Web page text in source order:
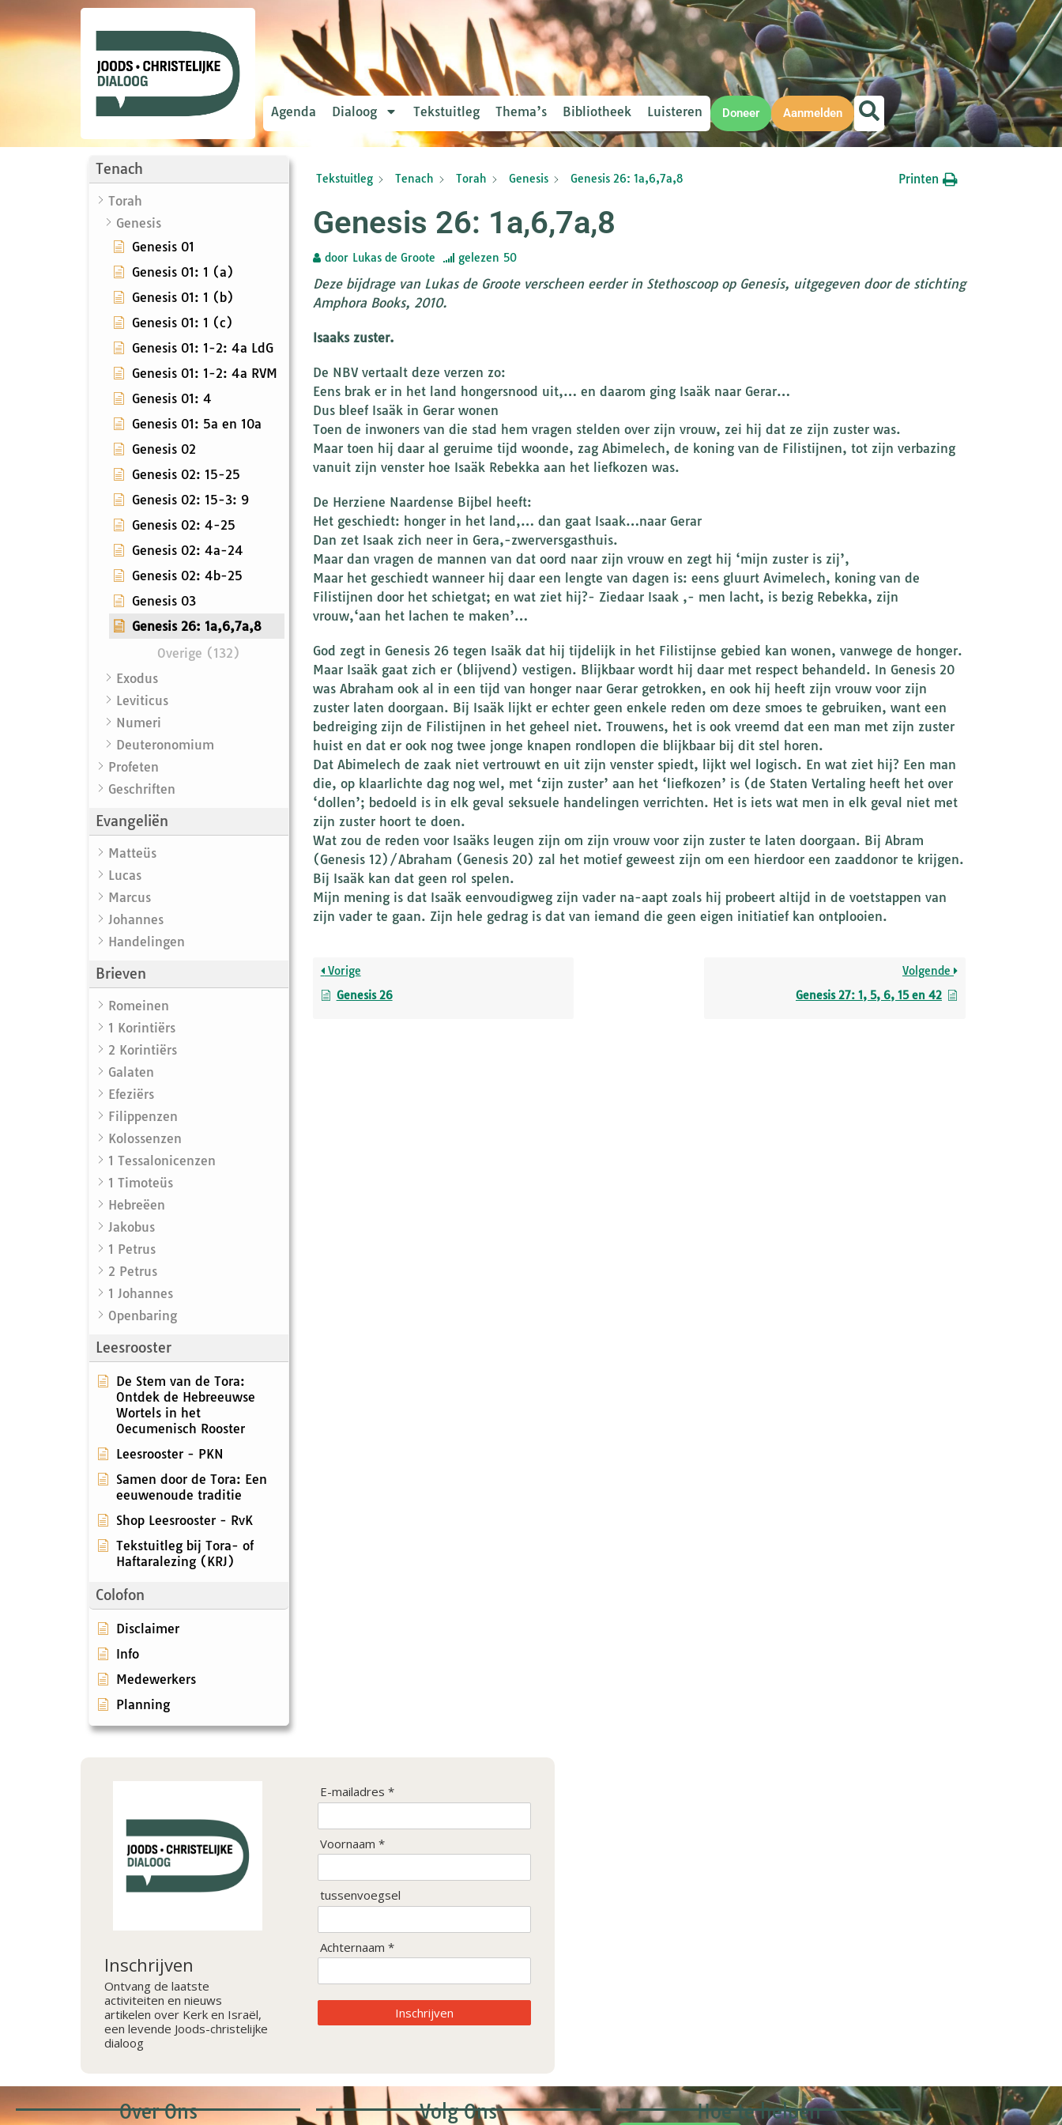
Agenda Dialoog Tekstuitleg Thema’s Bibliotheek Luisteren Doneer Aanmelden
Tenach
Torah
Genesis
Genesis 01
Genesis 01: 1 (a)
Genesis 01: 1 (b)
Genesis 01: 1 (c)
Genesis 01: 1-2: 4a LdG
Genesis 01: 1-2: 4a RVM
Genesis 01: 4
Genesis 01: 5a en 10a
Genesis 02
Genesis 02: 15-25
Genesis 02: 15-3: 9
Genesis 02: 4-25
Genesis 02: 4a-24
Genesis 02: 4b-25
Genesis 03
Genesis 26: 1a,6,7a,8
Overige (132)
Exodus
Leviticus
Numeri
Deuteronomium
Profeten
Geschriften
Evangeliën
Matteüs
Lucas
Marcus
Johannes
Handelingen
Brieven
Romeinen
1 Korintiërs
2 Korintiërs
Galaten
Efeziërs
Filippenzen
Kolossenzen
1 Tessalonicenzen
1 Timoteüs
Hebreëen
Jakobus
1 Petrus
2 Petrus
1 Johannes
Openbaring
Leesrooster
De Stem van de Tora:
Ontdek de Hebreeuwse
Wortels in het
Oecumenisch Rooster
Leesrooster - PKN
Samen door de Tora: Een
eeuwenoude traditie
Shop Leesrooster - RvK
Tekstuitleg bij Tora- of
Haftaralezing (KRJ)
Colofon
Disclaimer
Info
Medewerkers
Planning
Tekstuitleg Tenach Torah Genesis Genesis 26: 1a,6,7a,8 Printen
Genesis 26: 1a,6,7a,8
door Lukas de Groote gelezen 50
Deze bijdrage van Lukas de Groote verscheen eerder in Stethoscoop op Genesis, uitgegeven door de stichting
Amphora Books, 2010.
Isaaks zuster.
De NBV vertaalt deze verzen zo:
Eens brak er in het land hongersnood uit,… en daarom ging Isaäk naar Gerar…
Dus bleef Isaäk in Gerar wonen
Toen de inwoners van die stad hem vragen stelden over zijn vrouw, zei hij dat ze zijn zuster was.
Maar toen hij daar al geruime tijd woonde, zag Abimelech, de koning van de Filistijnen, tot zijn verbazing
vanuit zijn venster hoe Isaäk Rebekka aan het liefkozen was.
De Herziene Naardense Bijbel heeft:
Het geschiedt: honger in het land,… dan gaat Isaak…naar Gerar
Dan zet Isaak zich neer in Gera,-zwerversgasthuis.
Maar dan vragen de mannen van dat oord naar zijn vrouw en zegt hij ‘mijn zuster is zij’,
Maar het geschiedt wanneer hij daar een lengte van dagen is: eens gluurt Avimelech, koning van de
Filistijnen door het schietgat; en wat ziet hij?- Ziedaar Isaak ,- men lacht, is bezig Rebekka, zijn
vrouw,‘aan het lachen te maken’…
God zegt in Genesis 26 tegen Isaäk dat hij tijdelijk in het Filistijnse gebied kan wonen, vanwege de honger.
Maar Isaäk gaat zich er (blijvend) vestigen. Blijkbaar wordt hij daar met respect behandeld. In Genesis 20
was Abraham ook al in een tijd van honger naar Gerar getrokken, en ook hij heeft zijn vrouw voor zijn
zuster laten doorgaan. Bij Isaäk lijkt er echter geen enkele reden om deze smoes te gebruiken, want een
bedreiging zijn de Filistijnen in het geheel niet. Trouwens, het is ook vreemd dat een man met zijn zuster
huist en dat er ook nog twee jonge knapen rondlopen die blijkbaar bij dit stel horen.
Dat Abimelech de zaak niet vertrouwt en uit zijn venster spiedt, lijkt wel logisch. En wat ziet hij? Een man
die, op klaarlichte dag nog wel, met ‘zijn zuster’ aan het ‘liefkozen’ is (de Staten Vertaling heeft het over
‘dollen’; bedoeld is in elk geval seksuele handelingen verrichten. Het is iets wat men in elk geval niet met
zijn zuster hoort te doen.
Wat zou de reden voor Isaäks leugen zijn om zijn vrouw voor zijn zuster te laten doorgaan. Bij Abram
(Genesis 12)/Abraham (Genesis 20) zal het motief geweest zijn om een hierdoor een zaaddonor te krijgen.
Bij Isaäk kan dat geen rol spelen.
Mijn mening is dat Isaäk eenvoudigweg zijn vader na-aapt zoals hij probeert altijd in de voetstappen van
zijn vader te gaan. Zijn hele gedrag is dat van iemand die geen eigen initiatief kan ontplooien.
Vorige
Genesis 26
Volgende
Genesis 27: 1, 5, 6, 15 en 42
Inschrijven
Ontvang de laatste
activiteiten en nieuws
artikelen over Kerk en Israël,
een levende Joods-christelijke
dialoog
E-mailadres *
Voornaam *
tussenvoegsel
Achternaam *
Inschrijven
Over Ons Volg Ons Hoe te helpen